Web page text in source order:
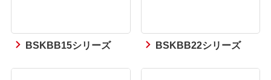
BSKBB15シリーズ BSKBB22シリーズ